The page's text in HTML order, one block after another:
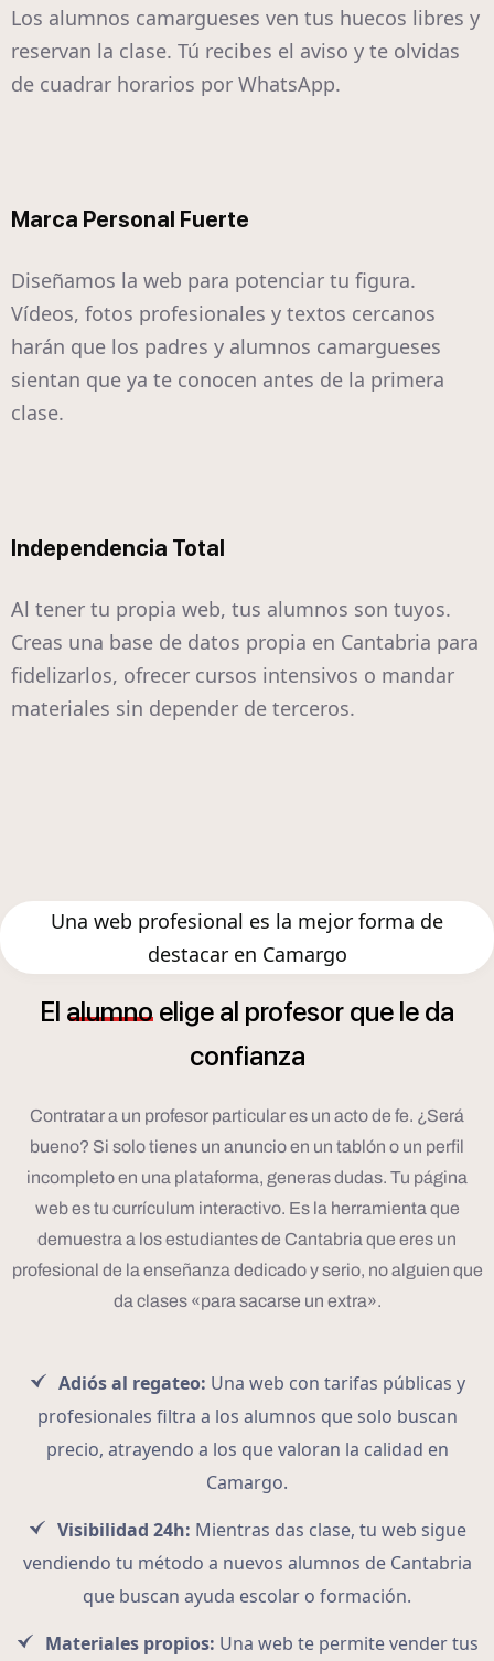
Los alumnos camargueses ven tus huecos libres y
reservan la clase. Tú recibes el aviso y te olvidas
de cuadrar horarios por WhatsApp.
Marca Personal Fuerte
Diseñamos la web para potenciar tu figura.
Vídeos, fotos profesionales y textos cercanos
harán que los padres y alumnos camargueses
sientan que ya te conocen antes de la primera
clase.
Independencia Total
Al tener tu propia web, tus alumnos son tuyos.
Creas una base de datos propia en Cantabria para
fidelizarlos, ofrecer cursos intensivos o mandar
materiales sin depender de terceros.
Una web profesional es la mejor forma de
destacar en Camargo
El alumno elige al profesor que le da
confianza
Contratar a un profesor particular es un acto de fe. ¿Será
bueno? Si solo tienes un anuncio en un tablón o un perfil
incompleto en una plataforma, generas dudas. Tu página
web es tu currículum interactivo. Es la herramienta que
demuestra a los estudiantes de Cantabria que eres un
profesional de la enseñanza dedicado y serio, no alguien que
da clases «para sacarse un extra».
Adiós al regateo: Una web con tarifas públicas y
profesionales filtra a los alumnos que solo buscan
precio, atrayendo a los que valoran la calidad en
Camargo.
Visibilidad 24h: Mientras das clase, tu web sigue
vendiendo tu método a nuevos alumnos de Cantabria
que buscan ayuda escolar o formación.
Materiales propios: Una web te permite vender tus